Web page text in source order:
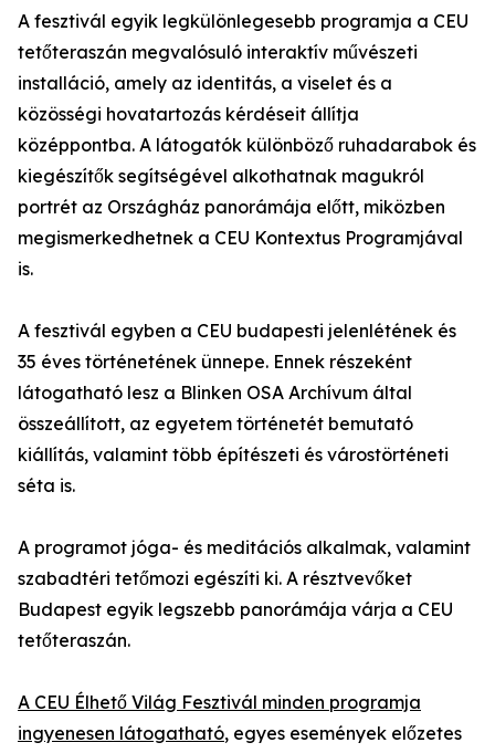
A fesztivál egyik legkülönlegesebb programja a CEU
tetőteraszán megvalósuló interaktív művészeti
installáció, amely az identitás, a viselet és a
közösségi hovatartozás kérdéseit állítja
középpontba. A látogatók különböző ruhadarabok és
kiegészítők segítségével alkothatnak magukról
portrét az Országház panorámája előtt, miközben
megismerkedhetnek a CEU Kontextus Programjával
is.
A fesztivál egyben a CEU budapesti jelenlétének és
35 éves történetének ünnepe. Ennek részeként
látogatható lesz a Blinken OSA Archívum által
összeállított, az egyetem történetét bemutató
kiállítás, valamint több építészeti és várostörténeti
séta is.
A programot jóga- és meditációs alkalmak, valamint
szabadtéri tetőmozi egészíti ki. A résztvevőket
Budapest egyik legszebb panorámája várja a CEU
tetőteraszán.
A CEU Élhető Világ Fesztivál minden programja
ingyenesen látogatható, egyes események előzetes